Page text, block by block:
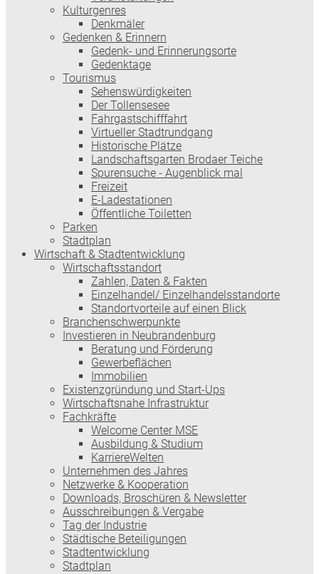
Kulturgenres
Denkmäler
Gedenken & Erinnern
Gedenk- und Erinnerungsorte
Gedenktage
Tourismus
Sehenswürdigkeiten
Der Tollensesee
Fahrgastschifffahrt
Virtueller Stadtrundgang
Historische Plätze
Landschaftsgarten Brodaer Teiche
Spurensuche - Augenblick mal
Freizeit
E-Ladestationen
Öffentliche Toiletten
Parken
Stadtplan
Wirtschaft & Stadtentwicklung
Wirtschaftsstandort
Zahlen, Daten & Fakten
Einzelhandel/ Einzelhandelsstandorte
Standortvorteile auf einen Blick
Branchenschwerpunkte
Investieren in Neubrandenburg
Beratung und Förderung
Gewerbeflächen
Immobilien
Existenzgründung und Start-Ups
Wirtschaftsnahe Infrastruktur
Fachkräfte
Welcome Center MSE
Ausbildung & Studium
KarriereWelten
Unternehmen des Jahres
Netzwerke & Kooperation
Downloads, Broschüren & Newsletter
Ausschreibungen & Vergabe
Tag der Industrie
Städtische Beteiligungen
Stadtentwicklung
Stadtplan